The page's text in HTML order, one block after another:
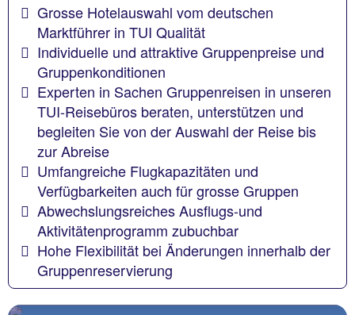
Grosse Hotelauswahl vom deutschen
Marktführer in TUI Qualität
Individuelle und attraktive Gruppenpreise und
Gruppenkonditionen
Experten in Sachen Gruppenreisen in unseren
TUI-Reisebüros beraten, unterstützen und
begleiten Sie von der Auswahl der Reise bis
zur Abreise
Umfangreiche Flugkapazitäten und
Verfügbarkeiten auch für grosse Gruppen
Abwechslungsreiches Ausflugs-und
Aktivitätenprogramm zubuchbar
Hohe Flexibilität bei Änderungen innerhalb der
Gruppenreservierung